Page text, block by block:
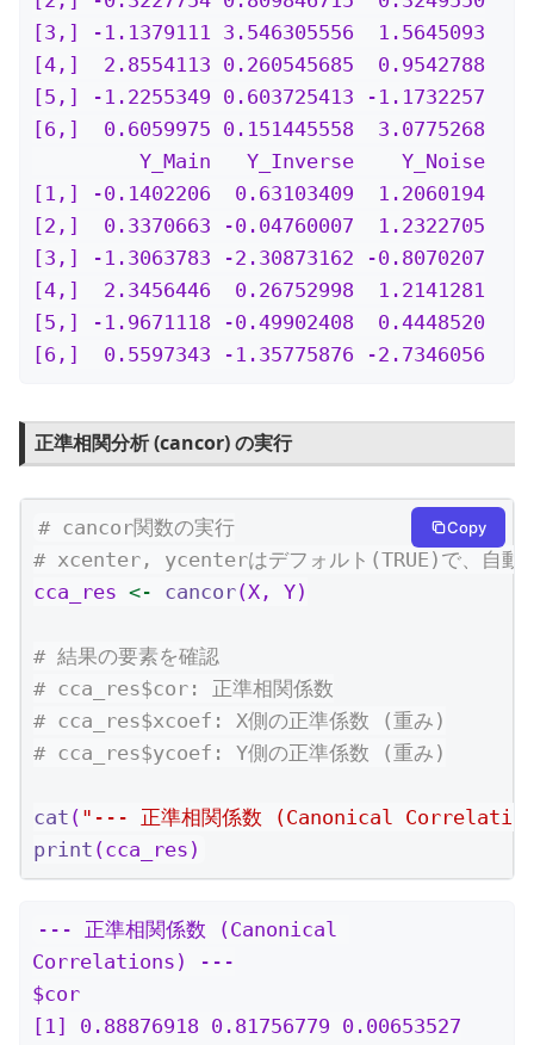
[3,] -1.1379111 3.546305556  1.5645093
[4,]  2.8554113 0.260545685  0.9542788
[5,] -1.2255349 0.603725413 -1.1732257
[6,]  0.6059975 0.151445558  3.0775268
[1,] -0.1402206  0.63103409  1.2060194
[2,]  0.3370663 -0.04760007  1.2322705
[3,] -1.3063783 -2.30873162 -0.8070207
[4,]  2.3456446  0.26752998  1.2141281
[5,] -1.9671118 -0.49902408  0.4448520
[6,]  0.5597343 -1.35775876 -2.7346056
正準相関分析 (cancor) の実行
# cancor関数の実行
# xcenter, ycenterはデフォルト(TRUE)で、自動
cca_res <- cancor(X, Y)
# 結果の要素を確認
# cca_res$cor: 正準相関係数
# cca_res$xcoef: X側の正準係数 (重み)
# cca_res$ycoef: Y側の正準係数 (重み)
cat ( "--- 正準相関係数 (Canonical
print (cca_res)
Copy
--- 正準相関係数 (Canonical
Correlations) ---
$cor
[1] 0.88876918 0.81756779 0.00653527